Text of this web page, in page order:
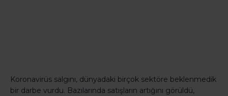
Koronavirüs salgını, dünyadaki birçok sektöre beklenmedik
bir darbe vurdu. Bazılarında satışların artığını görüldü,